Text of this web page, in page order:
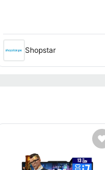
Shopstar